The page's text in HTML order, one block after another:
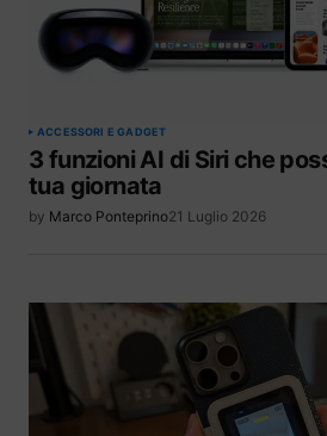
ACCESSORI E GADGET
3 funzioni AI di Siri che
tua giornata
by Marco Ponteprino21 Luglio 2026